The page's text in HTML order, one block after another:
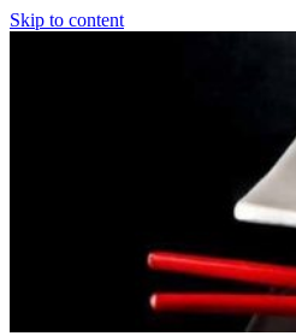
Skip to content